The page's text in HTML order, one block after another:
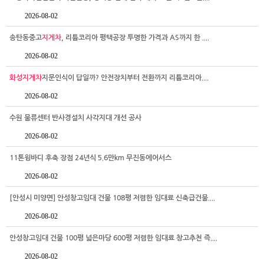
2026-08-02
송탄동중고지게차, 리튬코리아 평택공장 투명한 가격과 AS까지 한 ....
2026-08-02
화성지게차지문인식이 답일까? 안전장치부터 전환까지 리튬코리아....
2026-08-02
수원 물류센터 반사경설치 사각지대 개선 공사
2026-08-02
11톤윙바디 후축 장점 24년식 5.6만km 무진동에어서스
2026-08-02
[안성시 미양면] 안성창고임대 건물 108평 저렴한 임대료 신축급건물....
2026-08-02
안성창고임대 건물 100평 넓은마당 600평 저렴한 임대료 창고추천 즉....
2026-08-02